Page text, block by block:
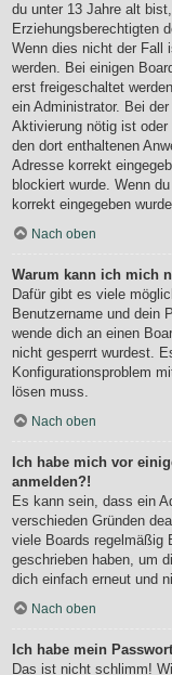
du unter 13 Jahre alt
Erziehungsberechtigten
Wenn dies nicht der Fall
werden. Bei einigen
erst freigeschaltet
ein Administrator. Bei
Aktivierung nötig ist
den dort enthaltenen
Adresse korrekt
blockiert wurde. Wenn
korrekt eingegeben
Nach oben
Warum kann ich mich
Dafür gibt es viele
Benutzername und dein
wende dich an einen
nicht gesperrt wurdest.
Konfigurationsproblem
lösen muss.
Nach oben
Ich habe mich vor
anmelden?!
Es kann sein, dass ein
verschieden Gründen
viele Boards regelmäßig
geschrieben haben, um
dich einfach erneut und
Nach oben
Ich habe mein
Das ist nicht schlimm!